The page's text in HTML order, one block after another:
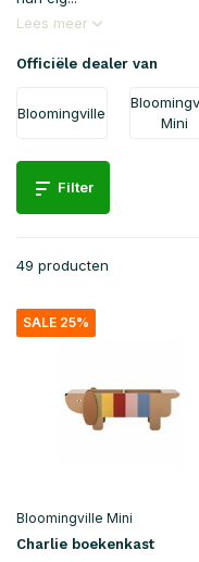
Lees meer
Officiële dealer van
Bloomingville
Mini
Filter
49 producten
SALE 25%
Bloomingville Mini
Charlie boekenkast